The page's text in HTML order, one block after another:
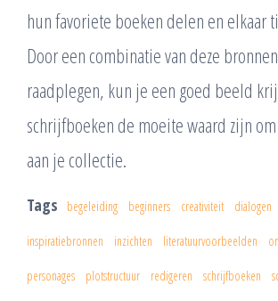
hun favoriete boeken delen en elkaar
Door een combinatie van deze
raadplegen, kun je een goed beeld
schrijfboeken de moeite waard zijn
aan je collectie.
Tags begeleiding beginners creativiteit dialogen
inspiratiebronnen inzichten literatuurvoorbeelden
personages plotstructuur redigeren schrijfboeken